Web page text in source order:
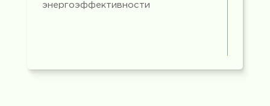
энергоэффективности